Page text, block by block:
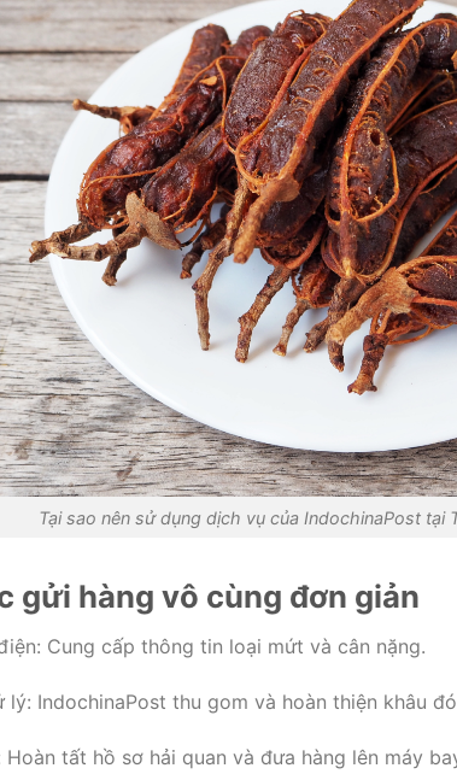
Tại sao nên sử dụng dịch vụ của IndochinaPost tại
gửi hàng vô cùng đơn giản
Cung cấp thông tin loại mứt và cân nặng.
lý: IndochinaPost thu gom và hoàn thiện khâu
Hoàn tất hồ sơ hải quan và đưa hàng lên máy